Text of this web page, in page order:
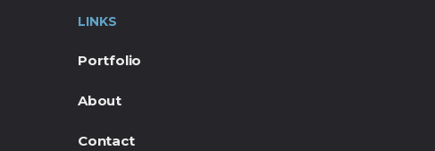
LINKS
Portfolio
About
Contact